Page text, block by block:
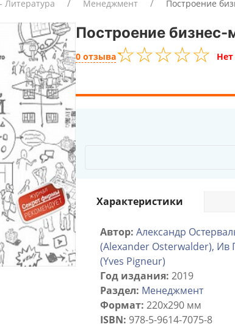
Литература Менеджмент Построение
Построение бизнес-
0 отзыва☆☆☆☆☆
★★★★★
Характеристики
Автор: Александр
(Alexander Osterwalder), Ив
(Yves Pigneur)
Год издания: 2019
Раздел: Менеджмент
Формат: 220х290 мм
ISBN: 978-5-9614-7075-8